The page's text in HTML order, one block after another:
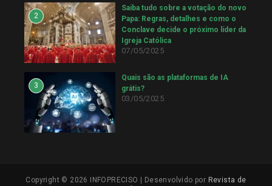
2
Saiba tudo sobre a votação do novo
Papa: Regras, detalhes e como o
Conclave decide o próximo líder da
Igreja Católica
07/05/2025
3
Quais são as plataformas de IA
grátis?
03/05/2025
Copyright © 2026 INFOPRECISO | Desenvolvido por Revista de